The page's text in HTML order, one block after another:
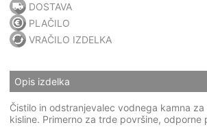
DOSTAVA
PLAČILO
VRAČILO IZDELKA
Opis izdelka
Čistilo in odstranjevalec vodnega kamna
kisline. Primerno za trde površine, odporne